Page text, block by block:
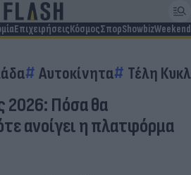
ΕπιχειρήσειςΚόσμοςΣπορShowbizWeekend
Αυτοκίνητα Τέλη
2026: Πόσα θα
ανοίγει η πλατφόρμα